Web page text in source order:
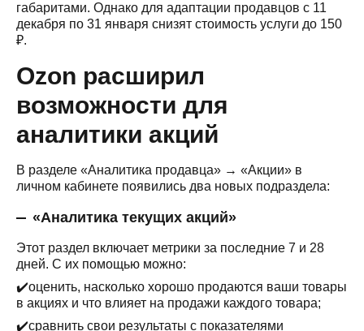
габаритами. Однако для адаптации продавцов с 11
декабря по 31 января снизят стоимость услуги до 150
₽.
Ozon расширил
возможности для
аналитики акций
В разделе «Аналитика продавца» → «Акции» в
личном кабинете появились два новых подраздела:
«Аналитика текущих акций»
Этот раздел включает метрики за последние 7 и 28
дней. С их помощью можно:
✔️оценить, насколько хорошо продаются ваши товары
в акциях и что влияет на продажи каждого товара;
✔️сравнить свои результаты с показателями